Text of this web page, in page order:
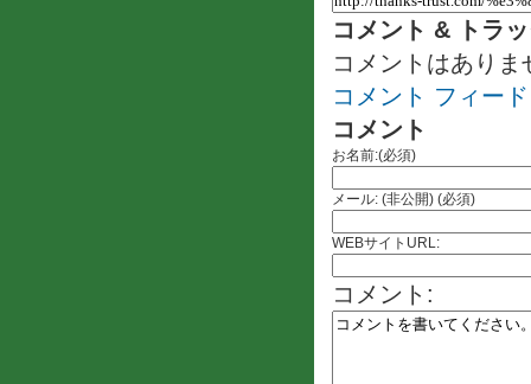
コメント & トラ
コメントはありま
コメント フィード
コメント
お名前:(必須)
メール: (非公開) (必須)
WEBサイトURL:
コメント: